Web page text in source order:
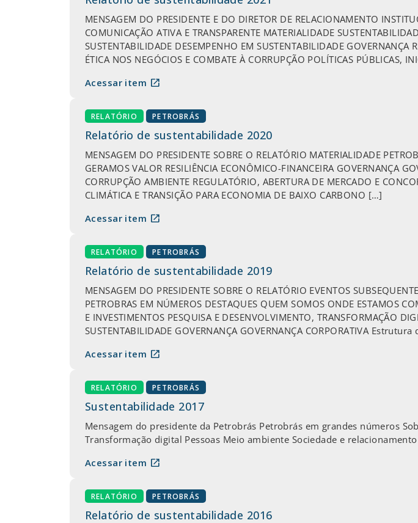
MENSAGEM DO PRESIDENTE E DO DIRETOR DE RELACIONAMENTO
COMUNICAÇÃO ATIVA E TRANSPARENTE MATERIALIDADE
SUSTENTABILIDADE DESEMPENHO EM SUSTENTABILIDADE GOVERNANÇA
ÉTICA NOS NEGÓCIOS E COMBATE À CORRUPÇÃO POLÍTICAS PÚBLICAS,
Acessar item open_in_new
RELATÓRIO PETROBRÁS
Relatório de sustentabilidade 2020
MENSAGEM DO PRESIDENTE SOBRE O RELATÓRIO MATERIALIDADE
GERAMOS VALOR RESILIÊNCIA ECONÔMICO-FINANCEIRA GOVERNANÇA
CORRUPÇÃO AMBIENTE REGULATÓRIO, ABERTURA DE MERCADO E
CLIMÁTICA E TRANSIÇÃO PARA ECONOMIA DE BAIXO CARBONO […]
Acessar item open_in_new
RELATÓRIO PETROBRÁS
Relatório de sustentabilidade 2019
MENSAGEM DO PRESIDENTE SOBRE O RELATÓRIO EVENTOS
PETROBRAS EM NÚMEROS DESTAQUES QUEM SOMOS ONDE ESTAMOS
E INVESTIMENTOS PESQUISA E DESENVOLVIMENTO, TRANSFORMAÇÃO
SUSTENTABILIDADE GOVERNANÇA GOVERNANÇA CORPORATIVA
Acessar item open_in_new
RELATÓRIO PETROBRÁS
Sustentabilidade 2017
Mensagem do presidente da Petrobrás Petrobrás em grandes números
Transformação digital Pessoas Meio ambiente Sociedade e
Acessar item open_in_new
RELATÓRIO PETROBRÁS
Relatório de sustentabilidade 2016